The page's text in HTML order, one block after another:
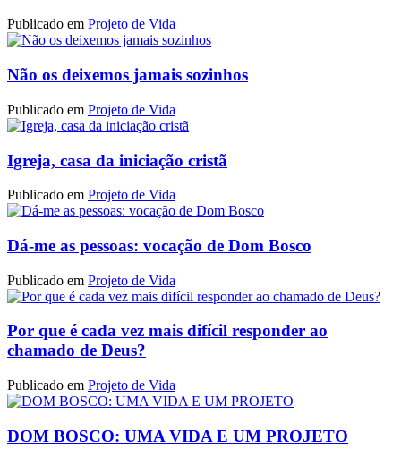
Publicado em Projeto de Vida
Não os deixemos jamais sozinhos
Publicado em Projeto de Vida
Igreja, casa da iniciação cristã
Publicado em Projeto de Vida
Dá-me as pessoas: vocação de Dom Bosco
Publicado em Projeto de Vida
Por que é cada vez mais difícil responder ao
chamado de Deus?
Publicado em Projeto de Vida
DOM BOSCO: UMA VIDA E UM PROJETO